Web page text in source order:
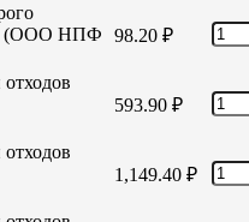
(ООО НПФ
98.20 ₽
593.90 ₽
1,149.40 ₽